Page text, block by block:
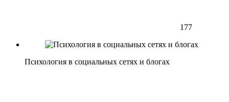
177
Психология в социальных сетях и блогах